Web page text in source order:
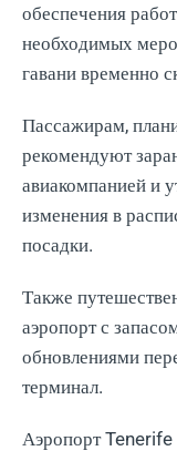
обеспечения
необходимых
гавани временно
Пассажирам,
рекомендуют
авиакомпанией и
изменения в
посадки.
Также
аэропорт с
обновлениями
терминал.
Аэропорт